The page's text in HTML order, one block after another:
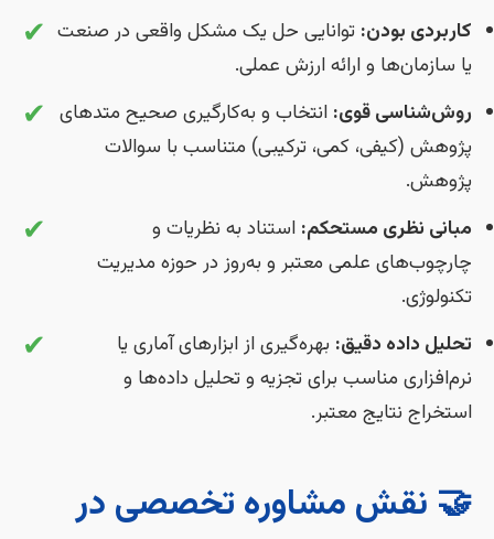
✔ کاربردی بودن: توانایی حل یک مشکل واقعی در صنعت
یا سازمان‌ها و ارائه ارزش عملی.
✔ روش‌شناسی قوی: انتخاب و به‌کارگیری صحیح متدهای
پژوهش (کیفی، کمی، ترکیبی) متناسب با سوالات
پژوهش.
✔ مبانی نظری مستحکم: استناد به نظریات و
چارچوب‌های علمی معتبر و به‌روز در حوزه مدیریت
تکنولوژی.
✔ تحلیل داده دقیق: بهره‌گیری از ابزارهای آماری یا
نرم‌افزاری مناسب برای تجزیه و تحلیل داده‌ها و
استخراج نتایج معتبر.
🤝 نقش مشاوره تخصصی در